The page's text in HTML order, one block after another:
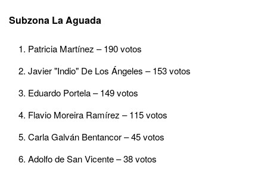
Subzona La Aguada
Patricia Martínez – 190 votos
Javier "Indio" De Los Ángeles – 153 votos
Eduardo Portela – 149 votos
Flavio Moreira Ramírez – 115 votos
Carla Galván Bentancor – 45 votos
Adolfo de San Vicente – 38 votos